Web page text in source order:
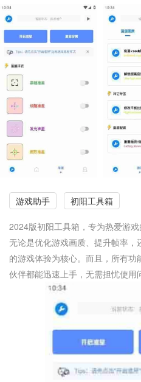
游戏助手 初阳工具箱
2024版初阳工具箱，专为热爱游戏
无论是优化游戏画质、提升帧率
的游戏体验为核心。而且，所有
伙伴都能迅速上手，无需担忧使用